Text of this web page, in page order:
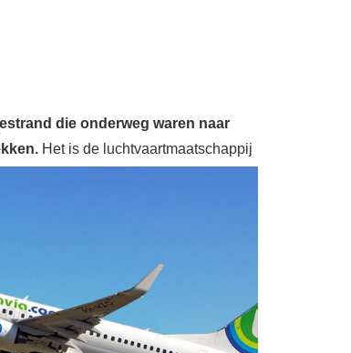
die onderweg waren naar
Het is de luchtvaartmaatschappij